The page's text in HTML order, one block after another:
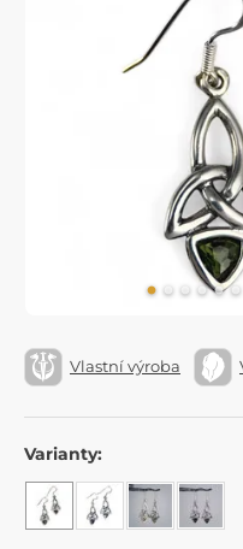
Vlastní výroba
Varianty: